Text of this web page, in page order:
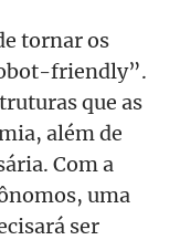
tornar os
friendly”.
que as
além de
Com a
uma
ser